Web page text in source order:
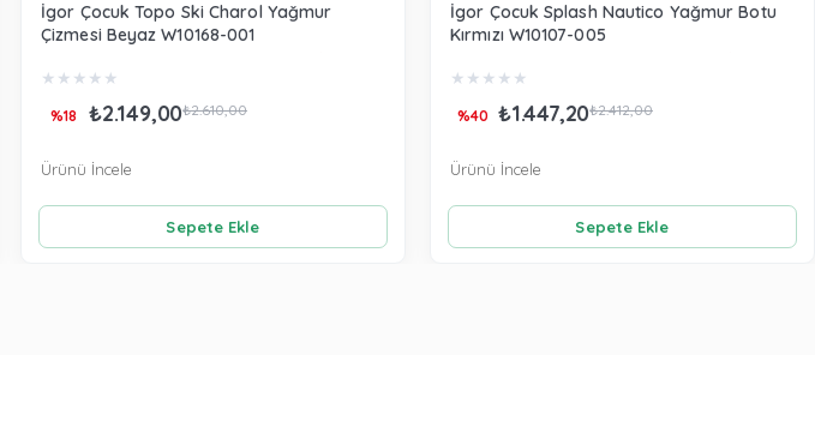
İgor Çocuk Topo Ski Charol Yağmur
Çizmesi Beyaz W10168-001
★ ★ ★ ★ ★
₺2.149,00₺2.610,00
%18
Sepete Ekle
Ürünü İncele
İgor Çocuk Splash Nautico Yağmur Botu
Kırmızı W10107-005
★ ★ ★ ★ ★
₺1.447,20₺2.412,00
%40
Sepete Ekle
Ürünü İncele